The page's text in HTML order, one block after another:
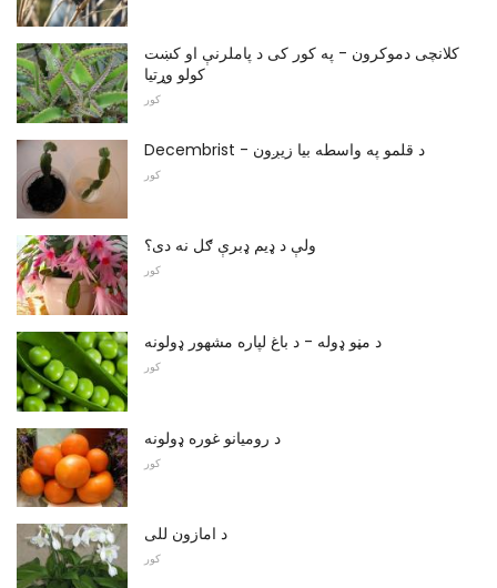
کلانچی دموکرون - په کور کی د پاملرنې او کښت
کولو وړتیا
کور
Decembrist - د قلمو په واسطه بیا زیږون
کور
ولې د ډیم ډبرې ګل نه دی؟
کور
د مڼو ډوله - د باغ لپاره مشهور ډولونه
کور
د روميانو غوره ډولونه
کور
د امازون للی
کور